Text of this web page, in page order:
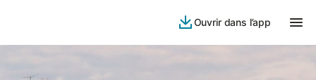
Ouvrir dans l’app